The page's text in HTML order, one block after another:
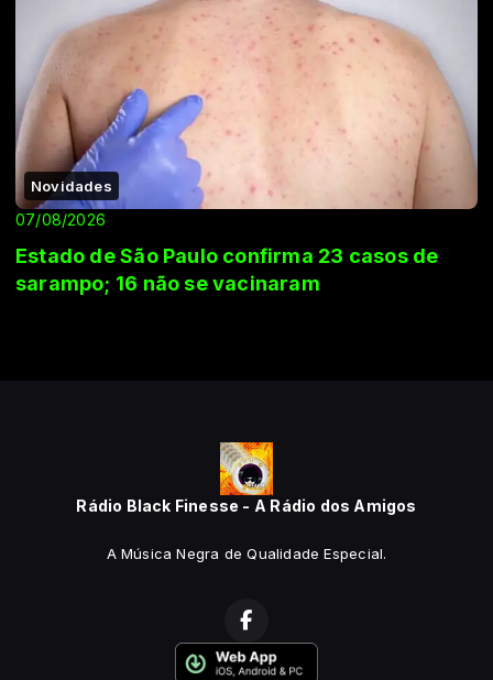
Novidades
07/08/2026
Estado de São Paulo confirma 23 casos de
sarampo; 16 não se vacinaram
Rádio Black Finesse - A Rádio dos Amigos
A Música Negra de Qualidade Especial.